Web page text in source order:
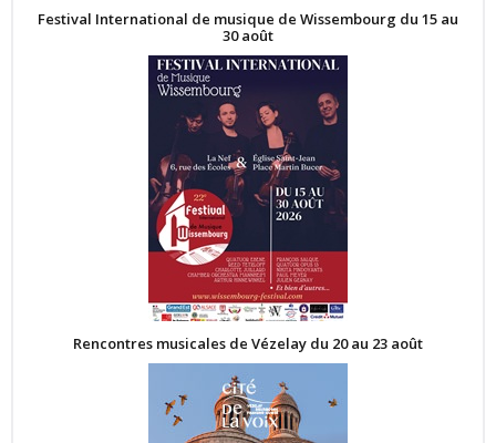
Festival International de musique de Wissembourg du 15 au
30 août
Rencontres musicales de Vézelay du 20 au 23 août